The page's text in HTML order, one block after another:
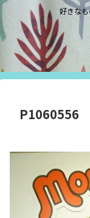
好きな
P1060556